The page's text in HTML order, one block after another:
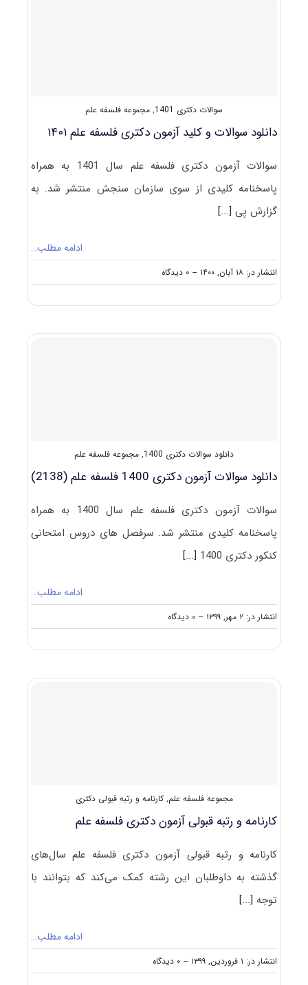
سوالات دکتری 1401 , مجموعه فلسفه علم
دانلود سوالات و کلید آزمون دکتری فلسفه علم ۱۴۰۱
سوالات آزمون دکتری فلسفه علم سال 1401 به همراه
پاسخنامه کلیدی از سوی سازمان سنجش منتشر شد. به
گزارش پی[...]
ادامه مطلب…
انتشار در: ۱۸ آبان, ۱۴۰۰ -- ۰ دیدگاه
on
دانلود
آزمون
دانلود سوالات دکتری 1400 , مجموعه فلسفه علم
دانلود سوالات آزمون دکتری 1400 فلسفه علم (2138)
سوالات آزمون دکتری فلسفه علم سال 1400 به همراه
پاسخنامه کلیدی منتشر شد. سرفصل های دروس امتحانی
کنکور دکتری 1400
[...]
ادامه مطلب…
انتشار در: ۲ مهر, ۱۳۹۹ -- ۰ دیدگاه
on
دانلود
۱۴۰۰
مجموعه فلسفه علم,کارنامه و رتبه قبولی دکتری
کارنامه و رتبه قبولی آزمون دکتری فلسفه علم
کارنامه و رتبه قبولی آزمون دکتری فلسفه علم سال‌های
گذشته به داوطلبان این رشته کمک می‌کند که بتوانند با
توجه [...]
ادامه مطلب…
انتشار در: ۱ فروردین, ۱۳۹۹ -- ۰ دیدگاه
on
کارنامه